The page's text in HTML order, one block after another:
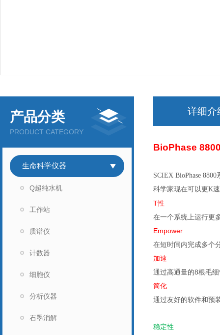
产品分类
PRODUCT CATEGORY
生命科学仪器
Q超纯水机
工作站
质谱仪
计数器
细胞仪
分析仪器
石墨消解
详细介
BioPhase
SCIEX BioPhase
科学家现在可以更K
T性
在一个系统上运行更
Empower
在短时间内完成多个
加速
通过高通量的8根毛
简化
通过友好的软件和预
稳定性